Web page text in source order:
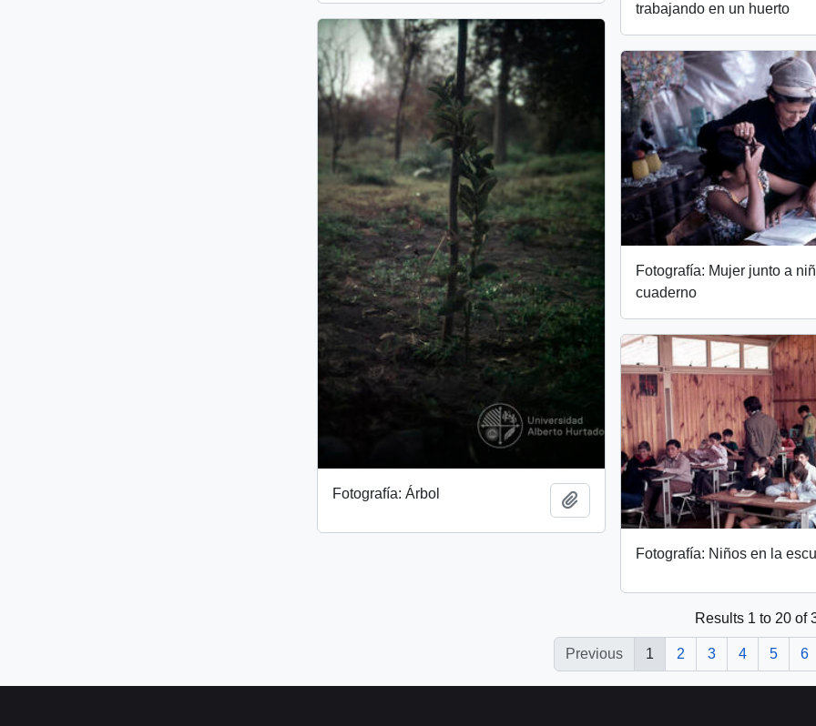
trabajando en un huerto
Fotografía: Árbol
Add to clipboard
Fotografía: Mujer junto a
cuaderno
Fotografía: Niños en la
Results 1 to 20 of
Previous 1 2 3 4 5 6